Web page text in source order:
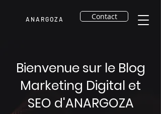
A N A R G O Z A Contact
Bienvenue sur le Blog
Marketing Digital et
SEO d'ANARGOZA